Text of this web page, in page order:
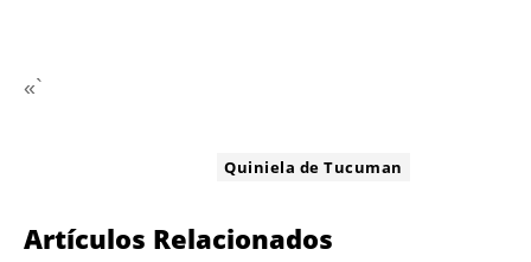
«`
Quiniela de Tucuman
Artículos Relacionados